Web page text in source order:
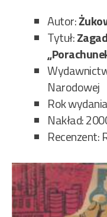
Autor:
Tytuł:
Narodowej
Rok
Nakład:
Recenzent: